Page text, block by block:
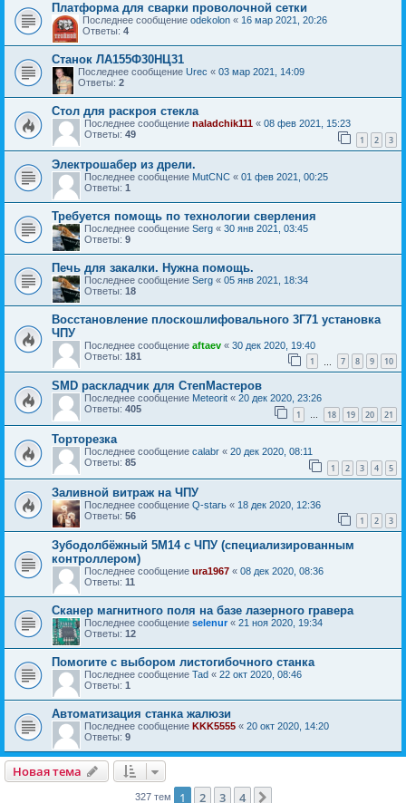
Платформа для сварки проволочной сетки
Последнее сообщение odekolon « 16 мар 2021, 20:26
Ответы: 4
Станок ЛА155Ф30НЦ31
Последнее сообщение Urec « 03 мар 2021, 14:09
Ответы: 2
Стол для раскроя стекла
Последнее сообщение naladchik111 « 08 фев 2021, 15:23
Ответы: 49 1 2 3
Электрошабер из дрели.
Последнее сообщение MutCNC « 01 фев 2021, 00:25
Ответы: 1
Требуется помощь по технологии сверления
Последнее сообщение Serg « 30 янв 2021, 03:45
Ответы: 9
Печь для закалки. Нужна помощь.
Последнее сообщение Serg « 05 янв 2021, 18:34
Ответы: 18
Восстановление плоскошлифовального 3Г71 установка
ЧПУ
Последнее сообщение aftaev « 30 дек 2020, 19:40
Ответы: 181 1 7 8 9 10
SMD раскладчик для СтепМастеров
Последнее сообщение Meteorit « 20 дек 2020, 23:26
Ответы: 405 1 … 18 19 20 21
Торторезка
Последнее сообщение calabr « 20 дек 2020, 08:11
Ответы: 85 1 2 3 4 5
Заливной витраж на ЧПУ
Последнее сообщение Q-starь « 18 дек 2020, 12:36
Ответы: 56 1 2 3
Зубодолбёжный 5М14 с ЧПУ (специализированным
контроллером)
Последнее сообщение ura1967 « 08 дек 2020, 08:36
Ответы: 11
Сканер магнитного поля на базе лазерного гравера
Последнее сообщение selenur « 21 ноя 2020, 19:34
Ответы: 12
Помогите с выбором листогибочного станка
Последнее сообщение Tad « 22 окт 2020, 08:46
Ответы: 1
Автоматизация станка жалюзи
Последнее сообщение KKK5555 « 20 окт 2020, 14:20
Ответы: 9
Новая тема
327 тем 1 2 3 4